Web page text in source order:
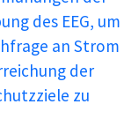
des EEG, um
an Strom
der
zu